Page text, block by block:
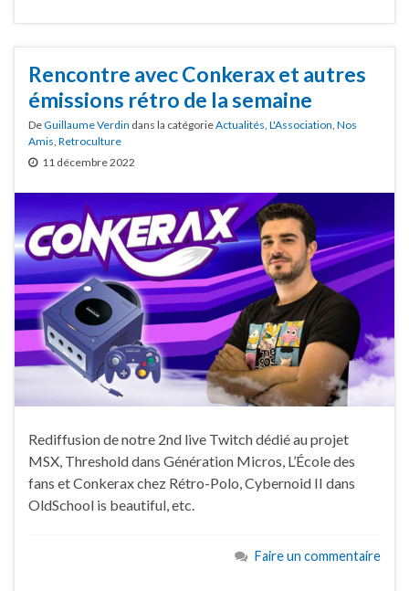
Rencontre avec Conkerax et autres
émissions rétro de la semaine
DeGuillaume Verdin dans la catégorieActualités L'Association Nos
Amis Retroculture
11 décembre 2022
Rediffusion de notre 2nd live Twitch dédié au projet
MSX, Threshold dans Génération Micros, L’École des
fans et Conkerax chez Rétro-Polo, Cybernoid II dans
OldSchool is beautiful, etc.
Faire un commentaire